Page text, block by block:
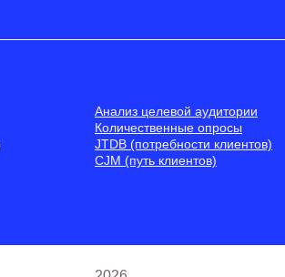
Анализ целевой аудитории
Количественные опросы
JTDB (потребности клиентов)
CJM (путь клиентов)